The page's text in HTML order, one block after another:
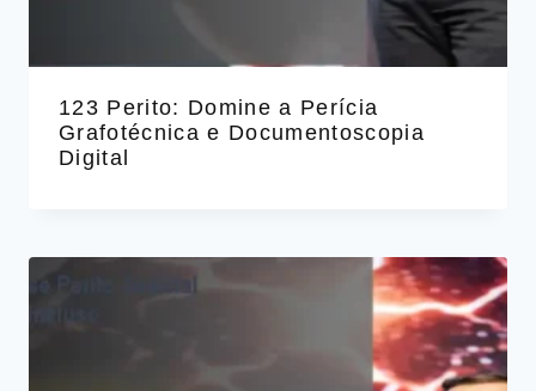
123 Perito: Domine a Perícia
Grafotécnica e Documentoscopia
Digital